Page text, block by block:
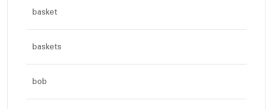
basket
baskets
bob